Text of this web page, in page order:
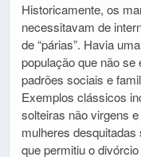
Historicamente, os
necessitavam de
de “párias”. Havia
população que não
padrões sociais e
Exemplos clássicos
solteiras não virgens
mulheres
que permitiu o